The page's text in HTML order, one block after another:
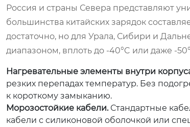
Россия и страны Севера представляют
большинства китайских зарядок
достаточно, но для Урала, Сибири и
диапазоном, вплоть до -40°C или даже -
Нагревательные элементы внутри
резких перепадах температур. Без
к короткому замыканию.
Морозостойкие кабели.Стандартные
кабели с силиконовой оболочкой или